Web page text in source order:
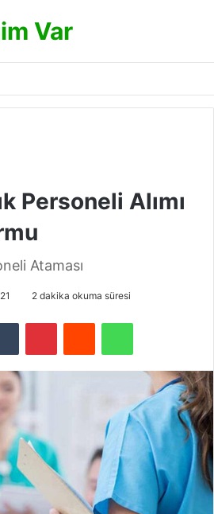
Var
Personeli Alımı
Ataması
21 2 dakika okuma süresi